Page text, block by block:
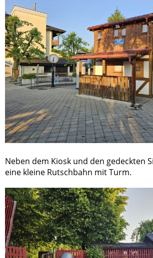
Neben dem Kiosk und den gedeckten
eine kleine Rutschbahn mit Turm.